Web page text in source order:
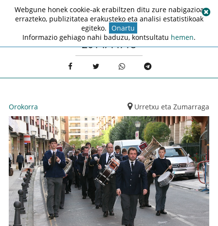
2014/11/18
Orokorra Urretxu eta Zumarraga
Webgune honek cookie-ak erabiltzen ditu zure nabigazioa
errazteko, publizitatea erakusteko eta analisi estatistikoak
egiteko. Onartu
Informazio gehiago nahi baduzu, kontsultatu hemen.